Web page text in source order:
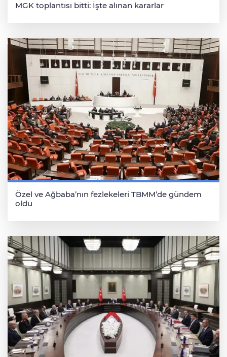
MGK toplantısı bitti: İşte alınan kararlar
Özel ve Ağbaba’nın fezlekeleri TBMM’de gündem
oldu